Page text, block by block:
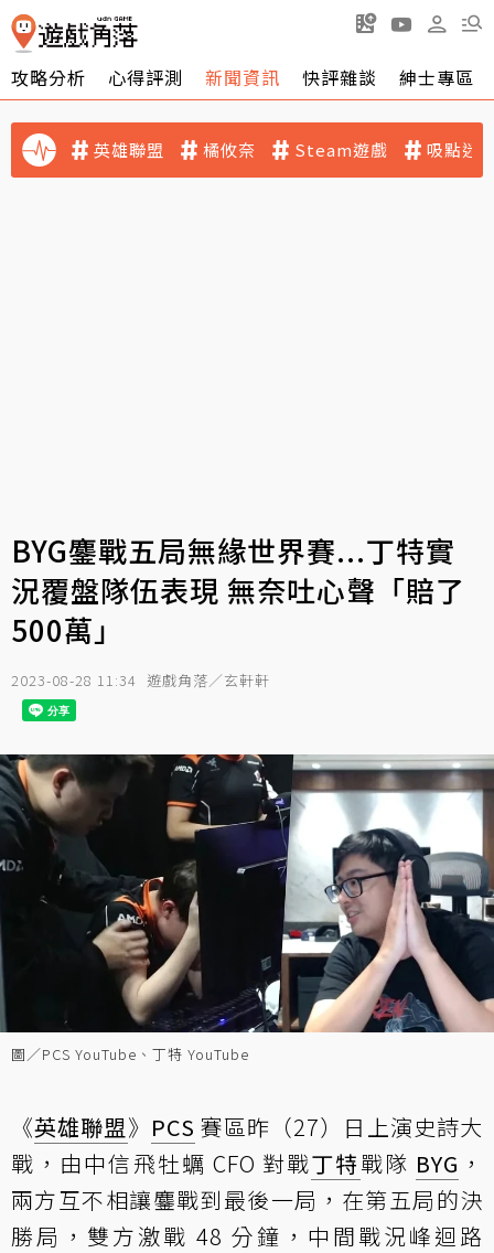
攻略分析 心得評測 新聞資訊 快評雜談 紳士專區
英雄聯盟 橘攸奈 Steam遊戲 吸點迷
BYG鏖戰五局無緣世界賽...丁特實
況覆盤隊伍表現 無奈吐心聲「賠了
500萬」
2023-08-28 11:34 遊戲角落／玄軒軒
圖／PCS YouTube、丁特 YouTube
《英雄聯盟》 PCS 賽區昨（27）日上演史詩大
戰，由中信飛牡蠣 CFO 對戰丁特戰隊 BYG ，
兩方互不相讓鏖戰到最後一局，在第五局的決
勝局，雙方激戰 48 分鐘，中間戰況峰迴路